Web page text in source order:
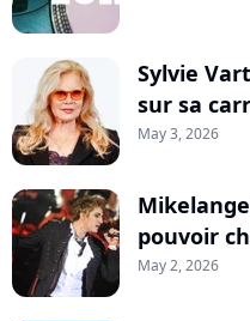
Sylvie
sur sa
May 3, 2026
pouvoir
May 2, 2026